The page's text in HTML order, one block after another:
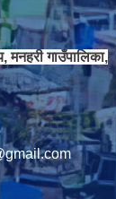
मनहरी गाउँपालिका,